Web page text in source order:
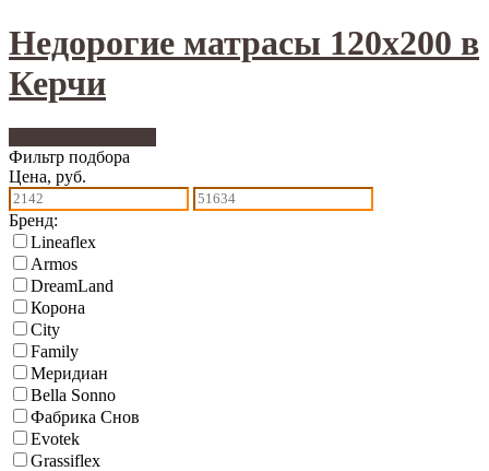
Недорогие матрасы 120х200 в
Керчи
Фильтр подбора
Цена, руб.
Бренд:
Lineaflex
Armos
DreamLand
Корона
City
Family
Меридиан
Bella Sonno
Фабрика Снов
Еvotek
Grassiflex